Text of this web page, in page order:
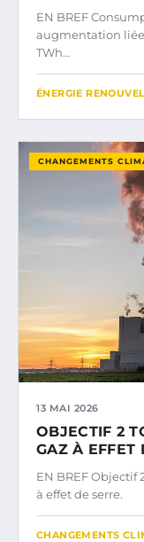
EN BREF
augmentation liée
TWh…
ÉNERGIE
CHANGEMENTS
13 MAI 2026
OBJECTIF 2
GAZ À EFFET
EN BREF Objectif
à effet de serre.
CHANGEMENTS